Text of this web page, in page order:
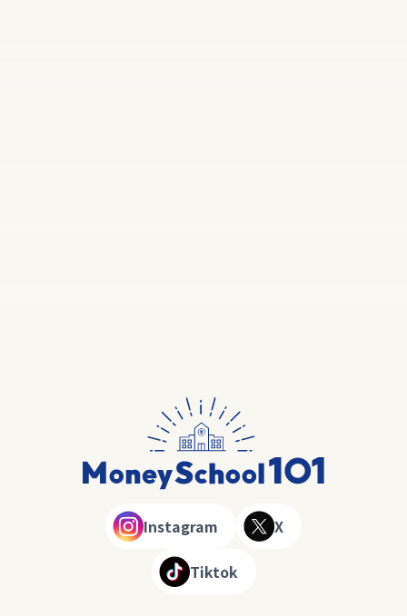
Instagram X
Tiktok